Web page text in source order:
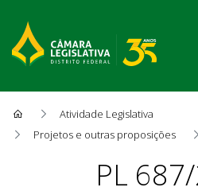
Atividade Legislativa
Projetos e outras proposições
Proposição
PL